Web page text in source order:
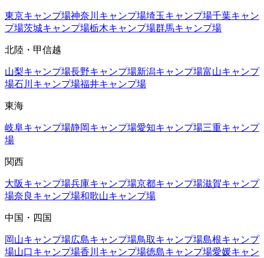
東京キャンプ場神奈川 キャンプ場埼玉キャンプ場千葉キャン
プ場茨城キャンプ場栃木キャンプ場群馬キャンプ場
北陸・甲信越
山梨キャンプ場長野キャンプ場新潟キャンプ場富山キャンプ
場石川 キャンプ場福井キャンプ場
東海
岐阜キャンプ場静岡キャンプ場愛知キャンプ場三重キャンプ
場
関西
大阪キャンプ場兵庫キャンプ場京都キャンプ場滋賀キャンプ
場奈良 キャンプ場和歌山キャンプ場
中国・四国
岡山キャンプ場広島キャンプ場鳥取キャンプ場島根キャンプ
場山口キャンプ場香川 キャンプ場徳島キャンプ場愛媛キャン